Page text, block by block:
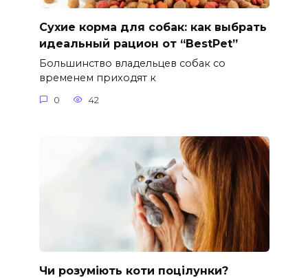
Сухие корма для собак: как выбрать
идеальный рацион от “BestPet”
Большинство владельцев собак со
временем приходят к
0 42
Чи розуміють коти поцілунки?